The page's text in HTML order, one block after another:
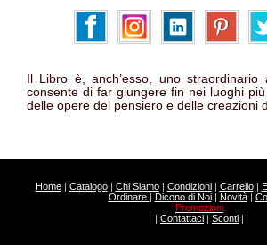
Il Libro è, anch’esso, uno straordinario
consente di far giungere fin nei luoghi
delle opere del pensiero e delle creazioni
Home| Catalogo| Chi Siamo| Condizioni| Carrello|
Ordinare | Dicono di Noi| Novità|
Promozioni
| Contattaci | Sconti |